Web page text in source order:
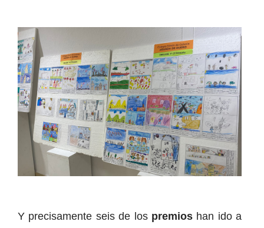
Y precisamente seis de lospremios han ido a